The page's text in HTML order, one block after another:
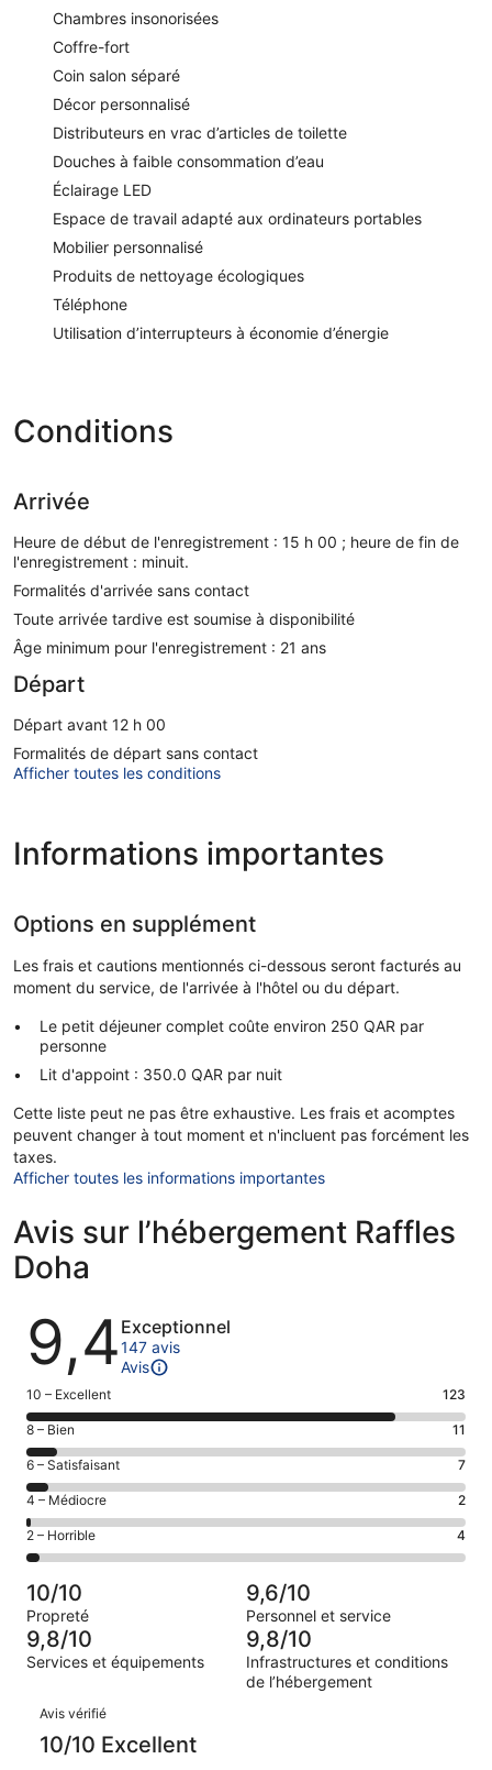
Chambres insonorisées
Coffre-fort
Coin salon séparé
Décor personnalisé
Distributeurs en vrac d’articles de toilette
Douches à faible consommation d’eau
Éclairage LED
Espace de travail adapté aux ordinateurs portables
Mobilier personnalisé
Produits de nettoyage écologiques
Téléphone
Utilisation d’interrupteurs à économie d’énergie
Conditions
Arrivée
Heure de début de l'enregistrement : 15 h 00 ; heure de fin de
l'enregistrement : minuit.
Formalités d'arrivée sans contact
Toute arrivée tardive est soumise à disponibilité
Âge minimum pour l'enregistrement : 21 ans
Départ
Départ avant 12 h 00
Formalités de départ sans contact
Afficher toutes les conditions
Informations importantes
Options en supplément
Les frais et cautions mentionnés ci-dessous seront facturés au
moment du service, de l'arrivée à l'hôtel ou du départ.
Le petit déjeuner complet coûte environ 250 QAR par
personne
Lit d'appoint : 350.0 QAR par nuit
Cette liste peut ne pas être exhaustive. Les frais et acomptes
peuvent changer à tout moment et n'incluent pas forcément les
taxes.
Afficher toutes les informations importantes
Avis sur l’hébergement Raffles
Doha
Avis
9,4 Exceptionnel
147 avis
Avis
Note
des
voyageurs
de 10
(Excellent),
d’après 123 avis
sur 147.
10 – Excellent 123
Note
des
voyageurs
de 8
(Bien),
d’après 11 avis
sur 147.
8 – Bien 11
Note
des
voyageurs
de 6
(Satisfaisant),
sur 147.
6 – Satisfaisant 7
Note
des
voyageurs
de 4
(Médiocre),
d’après 2 avis
sur 147.
4 – Médiocre 2
Note
des
voyageurs
de 2
(Horrible),
d’après 4 avis
sur 147.
2 – Horrible 4
10/10
Propreté
9,6/10
Personnel et service
9,8/10
Services et équipements
9,8/10
Infrastructures et conditions
de l’hébergement
Avis
Avis vérifié
10/10 Excellent